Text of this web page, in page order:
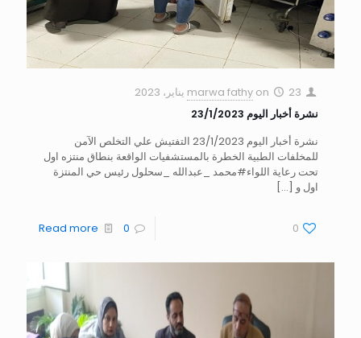
marwa fathy on
23 يناير، 2023
نشرة أخبار اليوم 23/1/2023
نشرة أخبار اليوم 23/1/2023 التفتيش علي التخلص الآمن
للمخلفات الطبية الخطرة بالمستشفيات الواقعة بنطاق منتزه اول
تحت رعاية اللواء#محمد _عبدالله _سحلول رئيس حي المنتزة
اول و […]
0
0
Read more